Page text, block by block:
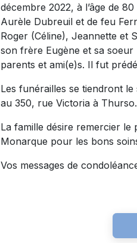
décembre 2022, à l’âge de
Aurèle Dubreuil et de feu
Roger (Céline), Jeannette et
son frère Eugène et sa
parents et ami(e)s. Il fut
Les funérailles se tiendront le
au 350, rue Victoria à
La famille désire remercier le
Monarque pour les bons
Vos messages de